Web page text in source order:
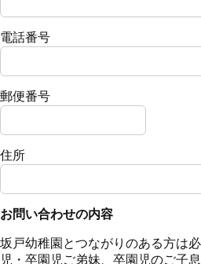
電話番号
郵便番号
住所
お問い合わせの内容
坂戸幼稚園とつながりのある方は
児・卒園児ご弟妹、卒園児のご子